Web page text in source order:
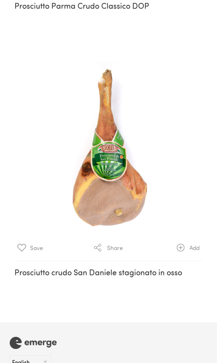
Prosciutto Parma Crudo Classico DOP
Save Share Add
Prosciutto crudo San Daniele stagionato in osso